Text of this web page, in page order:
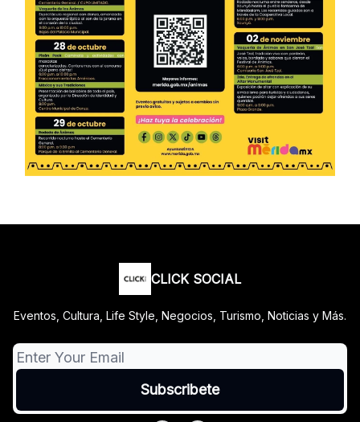
CLICK SOCIAL
Eventos, Cultura, Life Style, Negocios, Turismo, Noticias y Más.